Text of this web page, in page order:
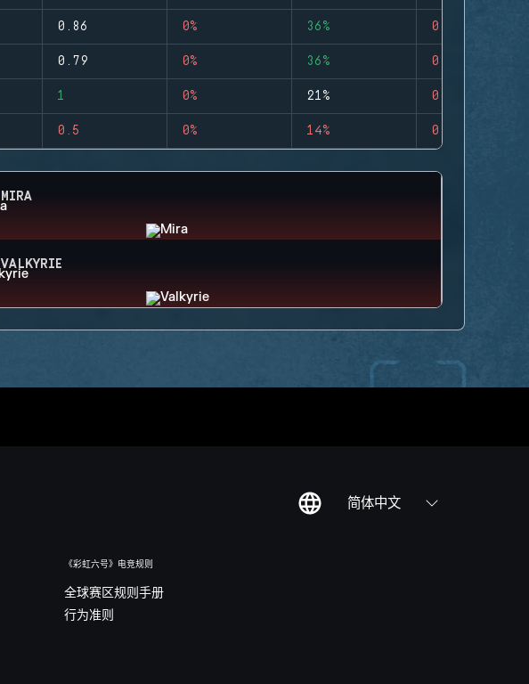
0.86 0% 36% 0
0.79 0% 36% 0
1 0% 21% 0
0.5 0% 14% 0
MIRA
VALKYRIE
简体中文
《彩虹六号》电竞规则
全球赛区规则手册
行为准则